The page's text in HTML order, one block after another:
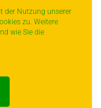
der Nutzung unserer
zu. Weitere
wie Sie die
für andere Länder